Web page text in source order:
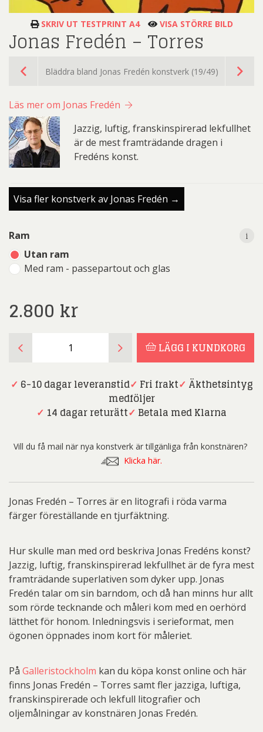
SKRIV UT TESTPRINT A4 VISA STÖRRE BILD
Jonas Fredén – Torres
Bläddra bland Jonas Fredén konstverk (19/49)
Läs mer om Jonas Fredén
Jazzig, luftig, franskinspirerad lekfullhet
är de mest framträdande dragen i
Fredéns konst.
Visa fler konstverk av Jonas Fredén →
Ram
Utan ram
Med ram - passepartout och glas
i
2.800 kr
i
Fredén
Torres
LÄGG I KUNDKORG
✓ 6-10 dagar leveranstid✓ Fri frakt✓ Äkthetsintyg
medföljer
✓ 14 dagar returätt✓ Betala med Klarna
Vill du få mail när nya konstverk är tillgänliga från konstnären?
Klicka här.
Jonas Fredén – Torres är en litografi i röda varma
färger föreställande en tjurfäktning.
Hur skulle man med ord beskriva Jonas Fredéns konst?
Jazzig, luftig, franskinspirerad lekfullhet är de fyra mest
framträdande superlativen som dyker upp. Jonas
Fredén talar om sin barndom, och då han minns hur allt
som rörde tecknande och måleri kom med en oerhörd
lätthet för honom. Inledningsvis i serieformat, men
ögonen öppnades inom kort för måleriet.
På Galleristockholm kan du köpa konst online och här
finns Jonas Fredén – Torres samt fler jazziga, luftiga,
franskinspirerade och lekfull litografier och
oljemålningar av konstnären Jonas Fredén.